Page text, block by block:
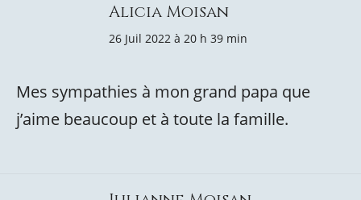
Alicia Moisan
26 Juil 2022 à 20 h 39 min
Mes sympathies à mon grand papa que
j’aime beaucoup et à toute la famille.